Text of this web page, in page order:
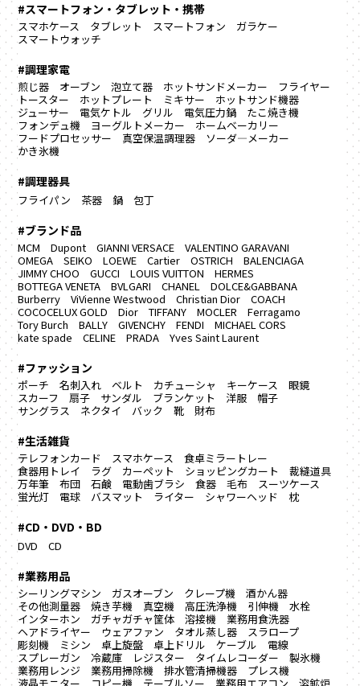
#スマートフォン・タブレット・携帯
スマホケース タブレット スマートフォン
ガラケー
スマートウォッチ
#調理家電
煎じ器 オーブン 泡立て器 ホットサンドメーカー
フライヤー
トースター
ホットプレート ミキサー
ホットサンド機器
ジューサー
電気ケトル グリル 電気圧力鍋
たこ焼き機
フォンデュ機
ヨーグルトメーカー
ホームベーカリー
フードプロセッサー
真空保温調理器
ソーダ―メーカー
かき氷機
#調理器具
フライパン 茶器 鍋 包丁
#ブランド品
MCM Dupont GIANNI VERSACE
VALENTINO GARAVANI
OMEGA
SEIKO LOEWE Cartier OSTRICH
BALENCIAGA
JIMMY CHOO
GUCCI LOUIS VUITTON
HERMES
BOTTEGA VENETA
BVLGARI CHANEL
DOLCE&GABBANA
Burberry
ViVienne Westwood Christian Dior
COACH
COCOCELUX GOLD
Dior TIFFANY MOCLER
Ferragamo
Tory Burch
BALLY GIVENCHY FENDI
MICHAEL CORS
kate spade
CELINE PRADA Yves Saint Laurent
#ファッション
ポーチ 名刺入れ ベルト カチューシャ キーケース
眼鏡
スカーフ
扇子 サンダル ブランケット 洋服
帽子
サングラス
ネクタイ バック 靴 財布
#生活雑貨
テレフォンカード スマホケース
食卓ミラートレー
食器用トレイ
ラグ カーペット ショッピングカート
裁縫道具
万年筆
布団 石鹸 電動歯ブラシ 食器 毛布
スーツケース
蛍光灯
電球 バスマット ライター シャワーヘッド 枕
#CD・DVD・BD
DVD CD
#業務用品
シーリングマシン ガスオーブン クレープ機
酒かん器
その他測量器
焼き芋機 真空機 高圧洗浄機 引伸機
水栓
インターホン
ガチャガチャ筐体 溶接機
業務用食洗器
ヘアドライヤー
ウェアファン タオル蒸し器
スラロープ
彫刻機
ミシン 卓上旋盤 卓上ドリル ケーブル
電線
スプレーガン
冷蔵庫 レジスター タイムレコーダー
製氷機
業務用レンジ
業務用掃除機 排水管清掃機器
プレス機